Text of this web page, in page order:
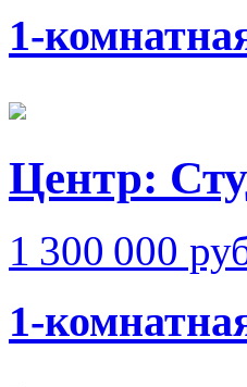
1-
Центр:
1 300 000
1-